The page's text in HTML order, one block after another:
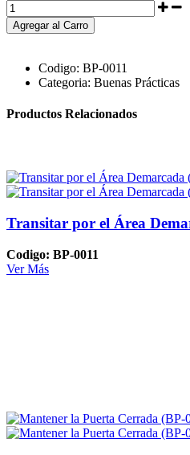
Agregar al Carro
Codigo: BP-0011
Categoria: Buenas Prácticas
Productos Relacionados
Transitar por el Área
Codigo: BP-0011
Ver Más